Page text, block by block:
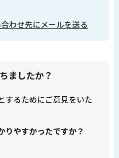
わせ先にメールを送る
ましたか？
するためにご意見をいた
りやすかったですか？